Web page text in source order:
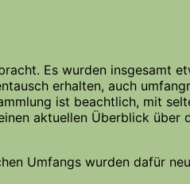
Es wurden insgesamt
erhalten, auch
ist beachtlich, mit
aktuellen Überblick über
Umfangs wurden dafür